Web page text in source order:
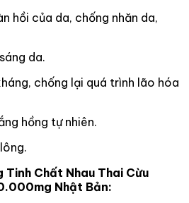
hồi của da, chống nhăn da,
da.
chống lại quá trình lão hóa
hồng tự nhiên.
Tinh Chất Nhau Thai Cừu
Nhật Bản: